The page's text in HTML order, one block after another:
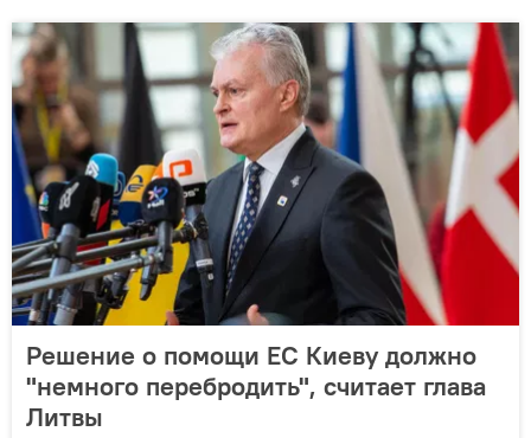
Решение о помощи ЕС Киеву должно
"немного перебродить", считает глава
Литвы